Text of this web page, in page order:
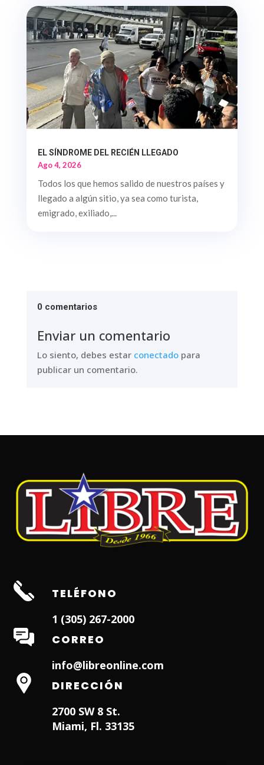
EL SÍNDROME DEL RECIÉN LLEGADO
Ago 4, 2026
Todos los que hemos salido de nuestros países y
llegado a algún sitio, ya sea como turista,
emigrado, exiliado,...
0 comentarios
Enviar un comentario
Lo siento, debes estar conectadopara
publicar un comentario.
TELÉFONO
1 (305) 267-2000
CORREO
info@libreonline.com
DIRECCIÓN
2700 SW 8 St.
Miami, Fl. 33135